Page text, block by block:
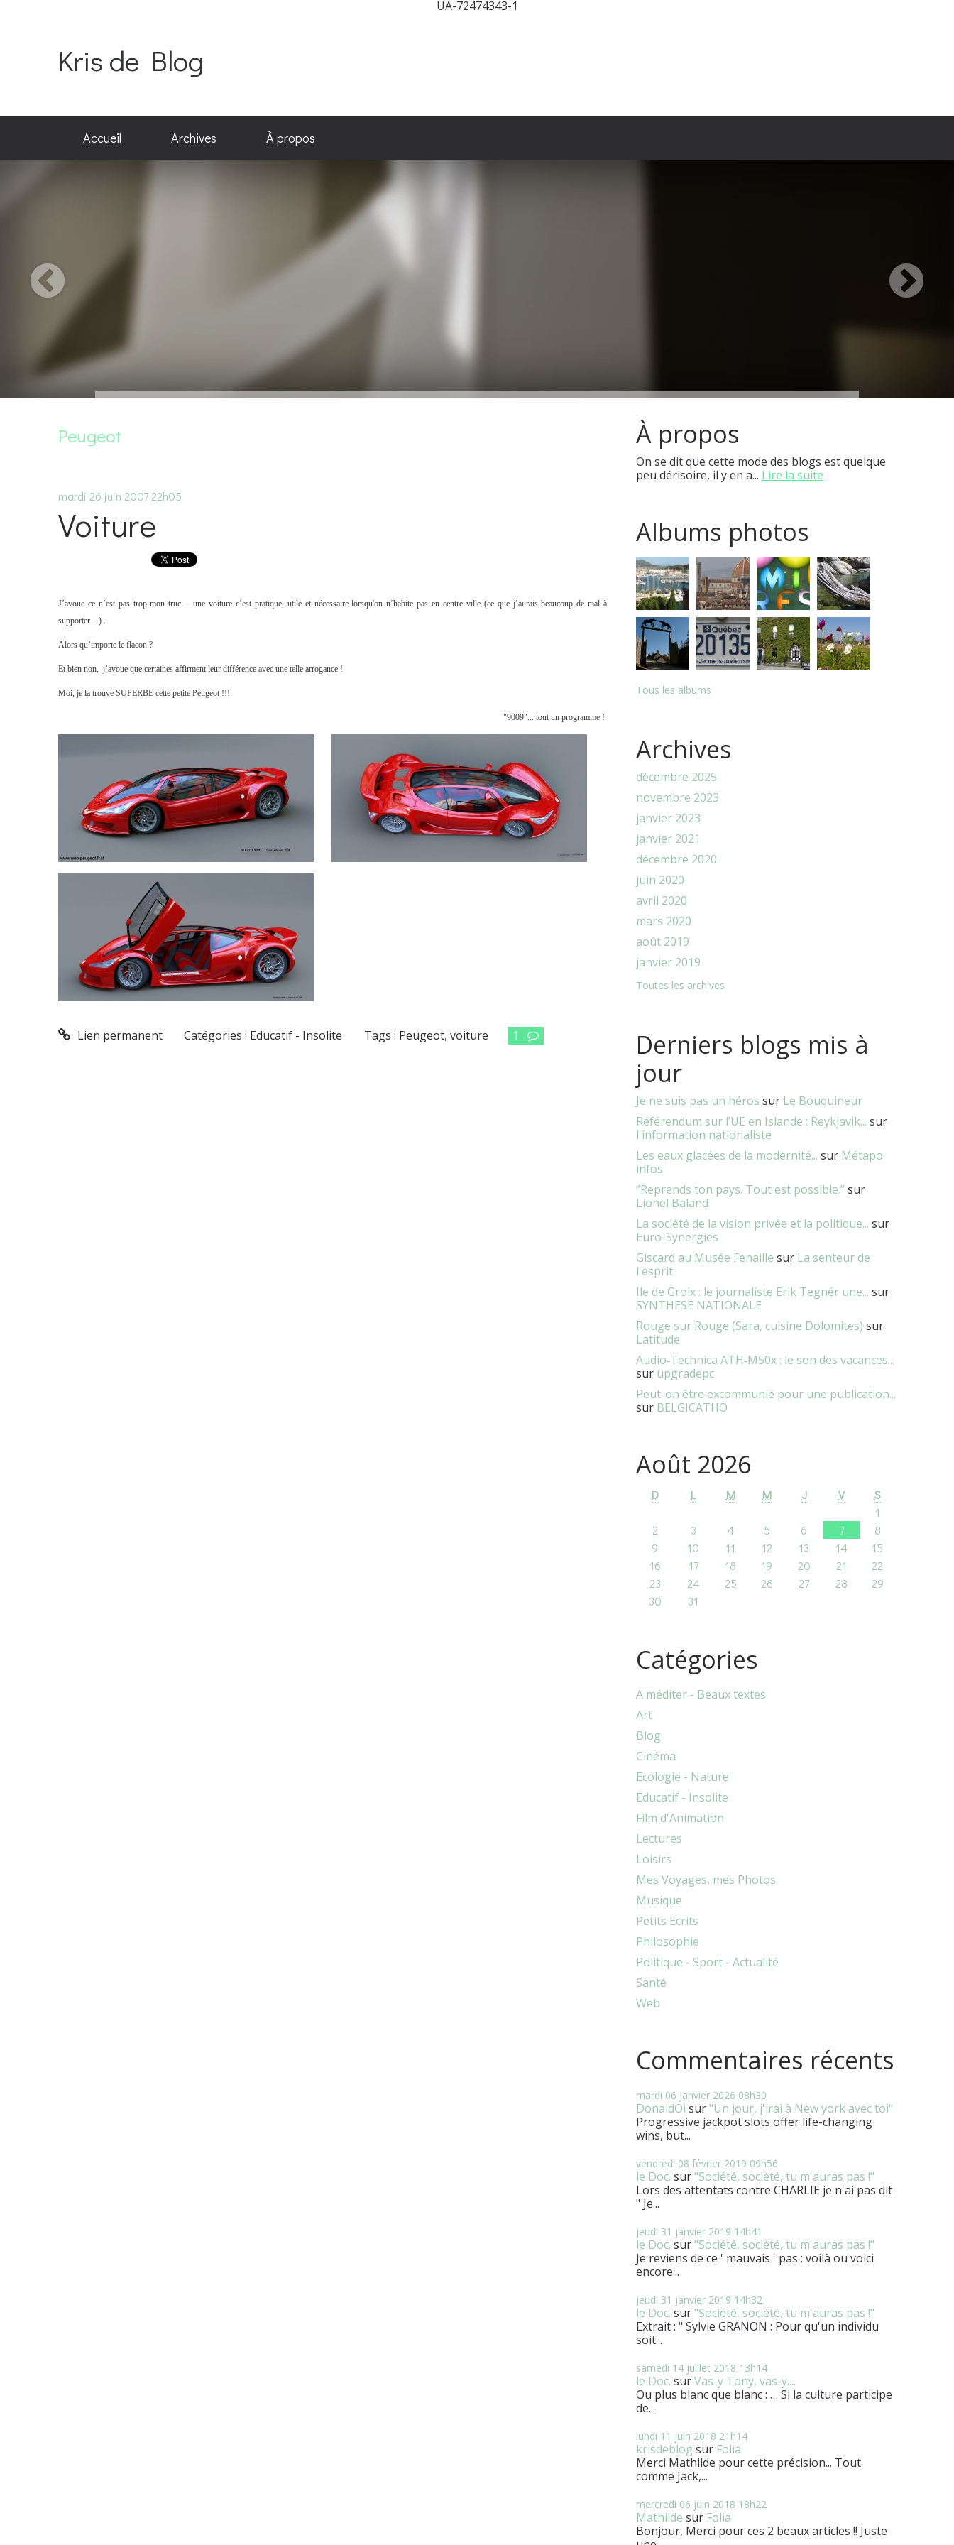
UA-72474343-1
Kris de Blog
Accueil Archives À propos
Peugeot
mardi 26 juin 2007 22h05
Voiture
J’avoue ce n’est pas trop mon truc… une voiture c’est pratique, utile et nécessaire lorsqu'on n’habite pas en centre ville (ce que j’aurais beaucoup de mal à
supporter…) .
Alors qu’importe le flacon ?
Et bien non, j’avoue que certaines affirment leur différence avec une telle arrogance !
Moi, je la trouve SUPERBE cette petite Peugeot !!!
"9009"... tout un programme !
Lien permanent Catégories : Educatif - Insolite Tags : Peugeot,voiture 1
À propos
On se dit que cette mode des blogs est quelque
peu dérisoire, il y en a... Lire la suite
Albums photos
Tous les albums
Archives
décembre 2025
novembre 2023
janvier 2023
janvier 2021
décembre 2020
juin 2020
avril 2020
mars 2020
août 2019
janvier 2019
Toutes les archives
Derniers blogs mis à
jour
Je ne suis pas un héros sur Le Bouquineur
Référendum sur l’UE en Islande : Reykjavik... sur
l'information nationaliste
Les eaux glacées de la modernité... sur Métapo
infos
”Reprends ton pays. Tout est possible.”sur
Lionel Baland
La société de la vision privée et la politique... sur
Euro-Synergies
Giscard au Musée Fenaille sur La senteur de
l'esprit
Ile de Groix : le journaliste Erik Tegnér une... sur
SYNTHESE NATIONALE
Rouge sur Rouge (Sara, cuisine Dolomites) sur
Latitude
Audio‑Technica ATH‑M50x : le son des vacances...
sur upgradepc
Peut-on être excommunié pour une publication...
sur BELGICATHO
Août 2026
D L M M J V
S
1
2
3 4 5 6 7
8
9
10 11 12 13 14
15
16
17 18 19 20 21
22
23
24 25 26 27 28
29
30
31
Catégories
A méditer - Beaux textes
Art
Blog
Cinéma
Ecologie - Nature
Educatif - Insolite
Film d'Animation
Lectures
Loisirs
Mes Voyages, mes Photos
Musique
Petits Ecrits
Philosophie
Politique - Sport - Actualité
Santé
Web
Commentaires récents
mardi 06 janvier 2026 08h30
DonaldOi sur"Un jour, j'irai à New york avec toi"
Progressive jackpot slots offer life-changing
wins, but...
vendredi 08 février 2019 09h56
le Doc. sur"Société, société, tu m'auras pas !"
Lors des attentats contre CHARLIE je n'ai pas dit
" Je...
jeudi 31 janvier 2019 14h41
le Doc. sur"Société, société, tu m'auras pas !"
Je reviens de ce ' mauvais ' pas : voilà ou voici
encore...
jeudi 31 janvier 2019 14h32
le Doc. sur"Société, société, tu m'auras pas !"
Extrait : " Sylvie GRANON : Pour qu'un individu
soit...
samedi 14 juillet 2018 13h14
le Doc. surVas-y Tony, vas-y....
Ou plus blanc que blanc : … Si la culture participe
de...
lundi 11 juin 2018 21h14
krisdeblog sur Folia
Merci Mathilde pour cette précision... Tout
comme Jack,...
mercredi 06 juin 2018 18h22
Mathilde sur Folia
Bonjour, Merci pour ces 2 beaux articles !! Juste